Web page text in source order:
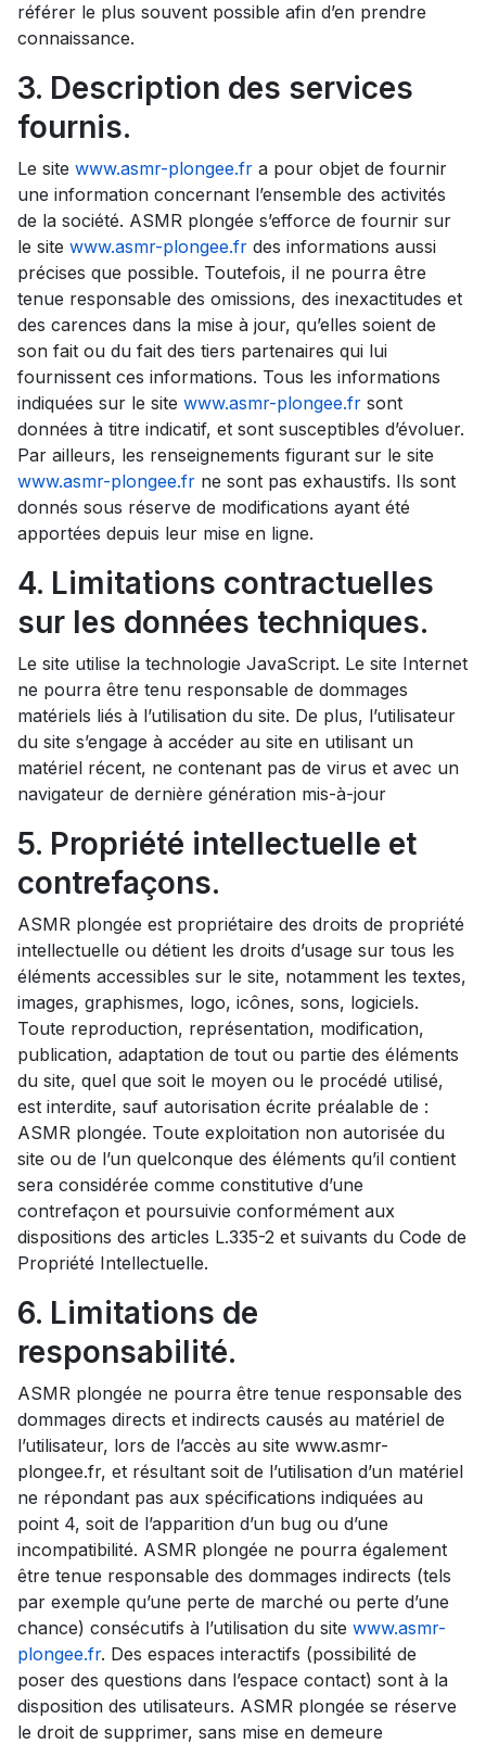
référer le plus souvent possible afin d’en prendre
connaissance.
3. Description des services
fournis.
Le site www.asmr-plongee.fr a pour objet de fournir
une information concernant l’ensemble des activités
de la société. ASMR plongée s’efforce de fournir sur
le site www.asmr-plongee.fr des informations aussi
précises que possible. Toutefois, il ne pourra être
tenue responsable des omissions, des inexactitudes et
des carences dans la mise à jour, qu’elles soient de
son fait ou du fait des tiers partenaires qui lui
fournissent ces informations. Tous les informations
indiquées sur le site www.asmr-plongee.fr sont
données à titre indicatif, et sont susceptibles d’évoluer.
Par ailleurs, les renseignements figurant sur le site
www.asmr-plongee.fr ne sont pas exhaustifs. Ils sont
donnés sous réserve de modifications ayant été
apportées depuis leur mise en ligne.
4. Limitations contractuelles
sur les données techniques.
Le site utilise la technologie JavaScript. Le site Internet
ne pourra être tenu responsable de dommages
matériels liés à l’utilisation du site. De plus, l’utilisateur
du site s’engage à accéder au site en utilisant un
matériel récent, ne contenant pas de virus et avec un
navigateur de dernière génération mis-à-jour
5. Propriété intellectuelle et
contrefaçons.
ASMR plongée est propriétaire des droits de propriété
intellectuelle ou détient les droits d’usage sur tous les
éléments accessibles sur le site, notamment les textes,
images, graphismes, logo, icônes, sons, logiciels.
Toute reproduction, représentation, modification,
publication, adaptation de tout ou partie des éléments
du site, quel que soit le moyen ou le procédé utilisé,
est interdite, sauf autorisation écrite préalable de :
ASMR plongée. Toute exploitation non autorisée du
site ou de l’un quelconque des éléments qu’il contient
sera considérée comme constitutive d’une
contrefaçon et poursuivie conformément aux
dispositions des articles L.335-2 et suivants du Code de
Propriété Intellectuelle.
6. Limitations de
responsabilité.
ASMR plongée ne pourra être tenue responsable des
dommages directs et indirects causés au matériel de
l’utilisateur, lors de l’accès au site www.asmr-
plongee.fr, et résultant soit de l’utilisation d’un matériel
ne répondant pas aux spécifications indiquées au
point 4, soit de l’apparition d’un bug ou d’une
incompatibilité. ASMR plongée ne pourra également
être tenue responsable des dommages indirects (tels
par exemple qu’une perte de marché ou perte d’une
chance) consécutifs à l’utilisation du site www.asmr-
plongee.fr. Des espaces interactifs (possibilité de
poser des questions dans l’espace contact) sont à la
disposition des utilisateurs. ASMR plongée se réserve
le droit de supprimer, sans mise en demeure